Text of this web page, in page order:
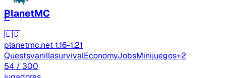
P
PlanetMC
🇪🇨
planetmc.net1.16-1.21
QuestsvanillasurvivalEconomyJobsMinijuegos+2
54 / 300